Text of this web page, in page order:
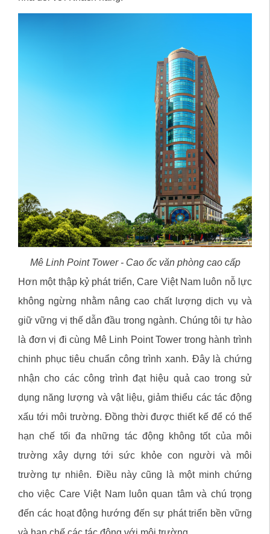
Mê Linh Point Tower - Cao ốc văn phòng cao cấp
Hơn một thập kỷ phát triển, Care Việt Nam luôn nỗ lực
không ngừng nhằm nâng cao chất lượng dịch vụ và
giữ vững vị thế dẫn đầu trong ngành. Chúng tôi tự hào
là đơn vị đi cùng Mê Linh Point Tower trong hành trình
chinh phục tiêu chuẩn công trình xanh. Đây là chứng
nhận cho các công trình đạt hiệu quả cao trong sử
dụng năng lượng và vật liệu, giảm thiểu các tác động
xấu tới môi trường. Đồng thời được thiết kế để có thể
hạn chế tối đa những tác động không tốt của môi
trường xây dựng tới sức khỏe con người và môi
trường tự nhiên. Điều này cũng là một minh chứng
cho việc Care Việt Nam luôn quan tâm và chú trọng
đến các hoạt động hướng đến sự phát triển bền vững